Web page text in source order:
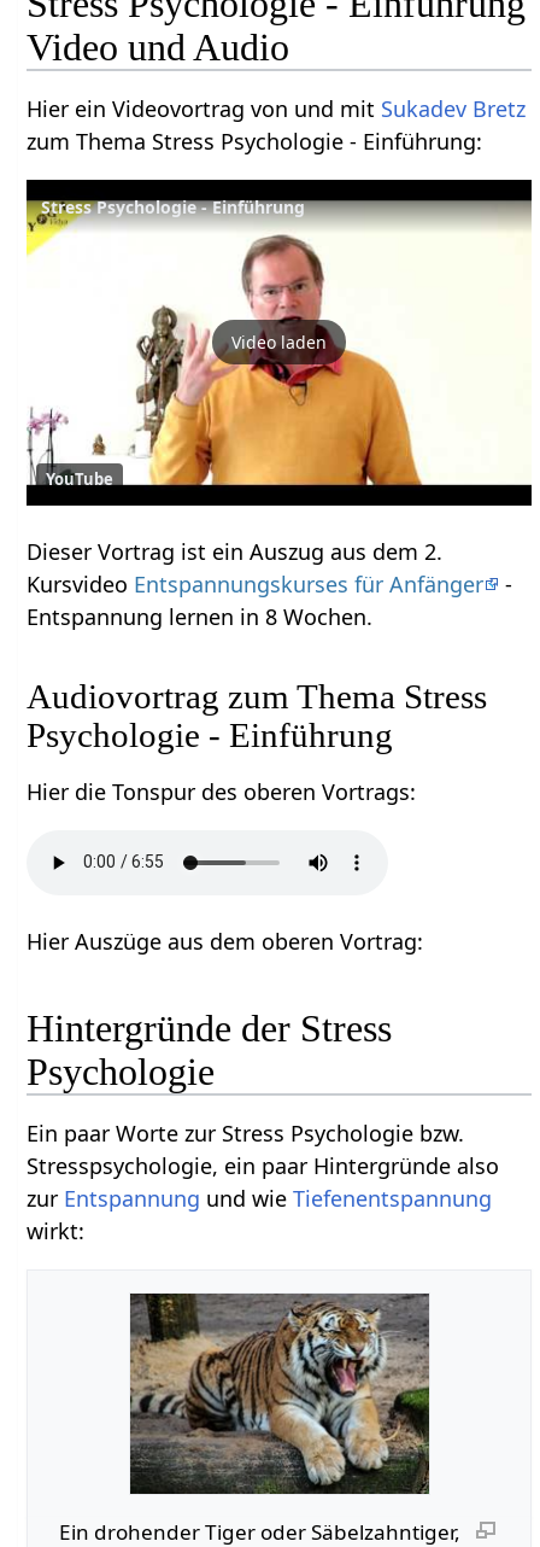
Video und Audio
Hier ein Videovortrag von und mit Sukadev Bretz
zum Thema Stress Psychologie - Einführung:
Stress Psychologie - Einführung
Video laden
YouTube
Dieser Vortrag ist ein Auszug aus dem 2.
Kursvideo Entspannungskurses für Anfänger
-
Entspannung lernen in 8 Wochen.
Audiovortrag zum Thema Stress
Psychologie - Einführung
Hier die Tonspur des oberen Vortrags:
Hier Auszüge aus dem oberen Vortrag:
Hintergründe der Stress
Psychologie
Ein paar Worte zur Stress Psychologie bzw.
Stresspsychologie, ein paar Hintergründe also
zur Entspannung und wieTiefenentspannung
wirkt:
Ein drohender Tiger oder Säbelzahntiger,